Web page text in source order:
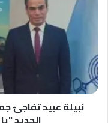
جمهورها
بالمشاركة
في
مسلسلها
الجديد
"يا
نبيلة عبيد تفاجئ